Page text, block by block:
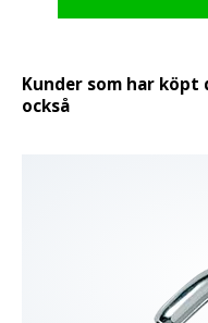
Kunder som har
också